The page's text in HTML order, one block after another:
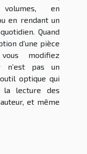
en
en rendant un
Quand
d’une pièce
modifiez
n’est pas un
optique qui
la lecture des
et même